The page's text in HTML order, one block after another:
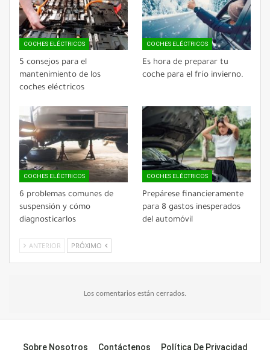
COCHES ELÉCTRICOS
5 consejos para el
mantenimiento de los
coches eléctricos
COCHES ELÉCTRICOS
Es hora de preparar tu
coche para el frío invierno.
COCHES ELÉCTRICOS
6 problemas comunes de
suspensión y cómo
diagnosticarlos
COCHES ELÉCTRICOS
Prepárese financieramente
para 8 gastos inesperados
del automóvil
ANTERIOR PRÓXIMO
Los comentarios están cerrados.
Sobre Nosotros Contáctenos Política De Privacidad